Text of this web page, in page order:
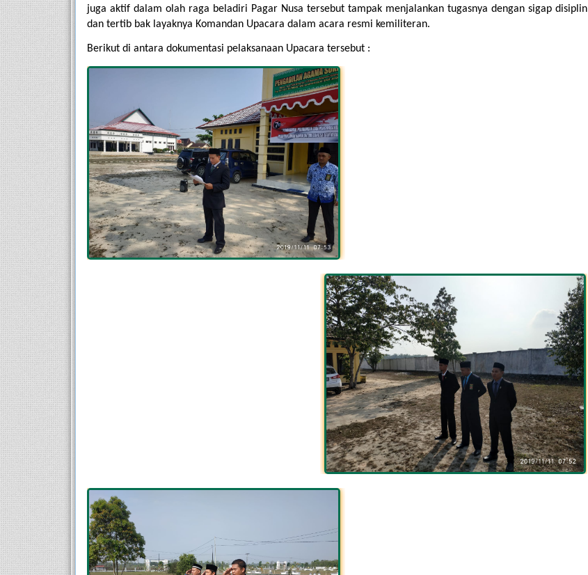
juga aktif dalam olah raga beladiri Pagar Nusa tersebut tampak menjalankan tugasnya dengan sigap disiplin
dan tertib bak layaknya Komandan Upacara dalam acara resmi kemiliteran.
Berikut di antara dokumentasi pelaksanaan Upacara tersebut :